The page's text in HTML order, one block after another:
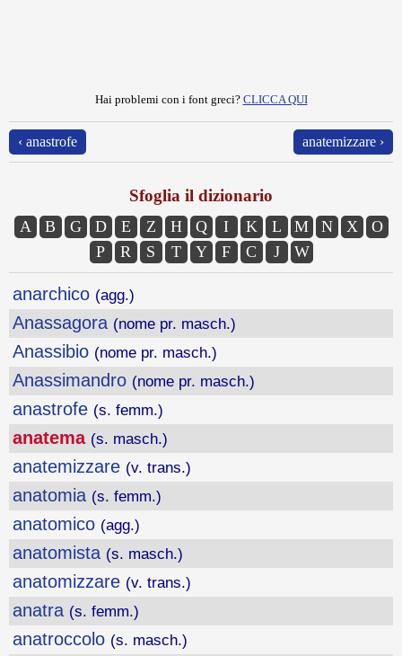
Hai problemi con i font greci? CLICCA QUI
‹ anastrofe anatemizzare ›
Sfoglia il dizionario
A B G D E Z H Q I K L M N X
O
P
R S T Y F C J W
anarchico (agg.)
Anassagora (nome pr. masch.)
Anassibio (nome pr. masch.)
Anassimandro (nome pr. masch.)
anastrofe (s. femm.)
anatema (s. masch.)
anatemizzare (v. trans.)
anatomia (s. femm.)
anatomico (agg.)
anatomista (s. masch.)
anatomizzare (v. trans.)
anatra (s. femm.)
anatroccolo (s. masch.)